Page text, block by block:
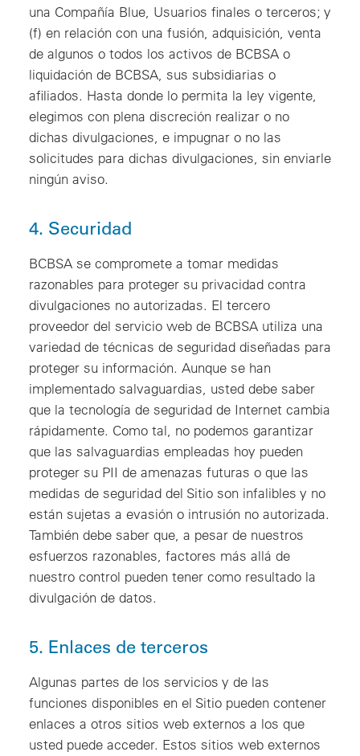
una Compañía Blue, Usuarios finales o terceros; y
(f) en relación con una fusión, adquisición, venta
de algunos o todos los activos de BCBSA o
liquidación de BCBSA, sus subsidiarias o
afiliados. Hasta donde lo permita la ley vigente,
elegimos con plena discreción realizar o no
dichas divulgaciones, e impugnar o no las
solicitudes para dichas divulgaciones, sin enviarle
ningún aviso.
4. Securidad
BCBSA se compromete a tomar medidas
razonables para proteger su privacidad contra
divulgaciones no autorizadas. El tercero
proveedor del servicio web de BCBSA utiliza una
variedad de técnicas de seguridad diseñadas para
proteger su información. Aunque se han
implementado salvaguardias, usted debe saber
que la tecnología de seguridad de Internet cambia
rápidamente. Como tal, no podemos garantizar
que las salvaguardias empleadas hoy pueden
proteger su PII de amenazas futuras o que las
medidas de seguridad del Sitio son infalibles y no
están sujetas a evasión o intrusión no autorizada.
También debe saber que, a pesar de nuestros
esfuerzos razonables, factores más allá de
nuestro control pueden tener como resultado la
divulgación de datos.
5. Enlaces de terceros
Algunas partes de los servicios y de las
funciones disponibles en el Sitio pueden contener
enlaces a otros sitios web externos a los que
usted puede acceder. Estos sitios web externos